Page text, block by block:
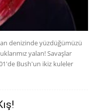
denizinde yüzdüğümüzü
yalan! Savaşlar
Bush'un ikiz kuleler